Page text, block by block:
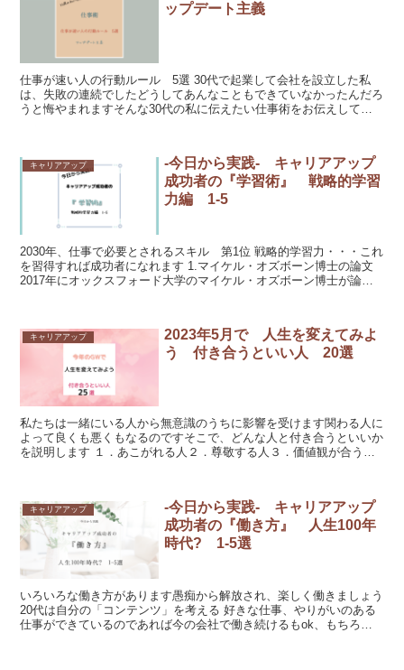
ップデート主義
仕事が速い人の行動ルール 5選 30代で起業して会社を設立した私
は、失敗の連続でしたどうしてあんなこともできていなかったんだろ
うと悔やまれますそんな30代の私に伝えたい仕事術をお伝えしてい
キャリアアップ
-今日から実践- キャリアアップ
成功者の『学習術』 戦略的学習
力編 1-5
2030年、仕事で必要とされるスキル 第1位 戦略的学習力・・・これ
を習得すれば成功者になれます 1.マイケル・オズボーン博士の論文
2017年にオックスフォード大学のマイケル・オズボーン博士が論文
キャリアアップ
2023年5月で 人生を変えてみよ
う 付き合うといい人 20選
私たちは一緒にいる人から無意識のうちに影響を受けます関わる人に
よって良くも悪くもなるのですそこで、どんな人と付き合うといいか
を説明します １．あこがれる人２．尊敬する人３．価値観が合う人
キャリアアップ
-今日から実践- キャリアアップ
成功者の『働き方』 人生100年
時代? 1-5選
いろいろな働き方があります愚痴から解放され、楽しく働きましょう
20代は自分の「コンテンツ」を考える 好きな仕事、やりがいのある
仕事ができているのであれば今の会社で働き続けるもok、もちろん